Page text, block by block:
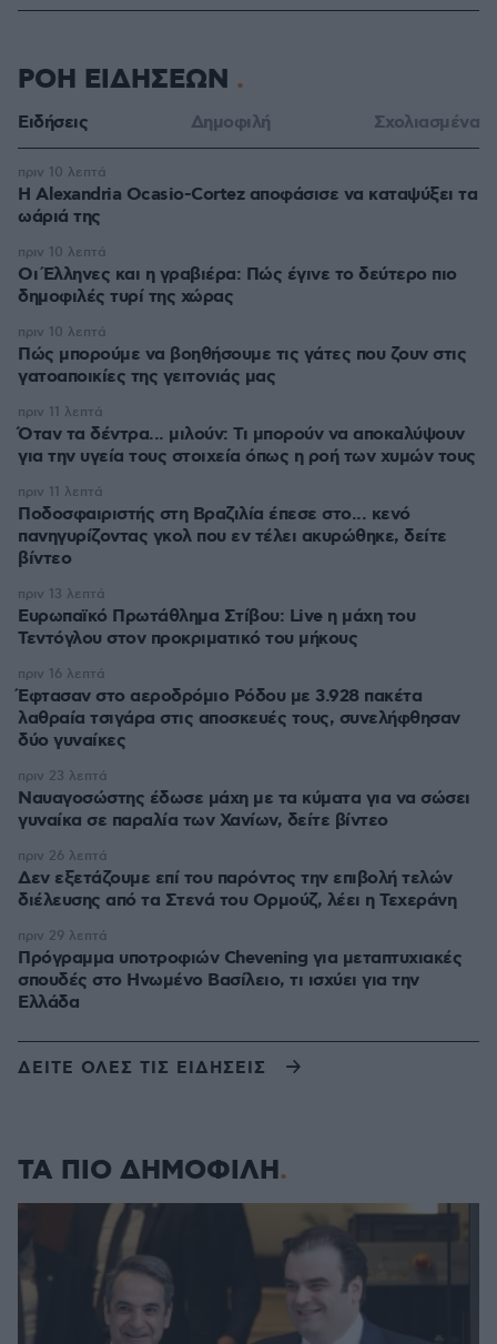
ΡΟΗ ΕΙΔΗΣΕΩΝ
Ειδήσεις Δημοφιλή Σχολιασμένα
Η Alexandria Ocasio-Cortez αποφάσισε να καταψύξει τα
ωάριά της
πριν 10 λεπτά
Οι Έλληνες και η γραβιέρα: Πώς έγινε το δεύτερο πιο
δημοφιλές τυρί της χώρας
πριν 10 λεπτά
Πώς μπορούμε να βοηθήσουμε τις γάτες που ζουν στις
γατοαποικίες της γειτονιάς μας
πριν 10 λεπτά
Όταν τα δέντρα... μιλούν: Τι μπορούν να αποκαλύψουν
για την υγεία τους στοιχεία όπως η ροή των χυμών τους
πριν 11 λεπτά
Ποδοσφαιριστής στη Βραζιλία έπεσε στο... κενό
πανηγυρίζοντας γκολ που εν τέλει ακυρώθηκε, δείτε
βίντεο
πριν 11 λεπτά
Ευρωπαϊκό Πρωτάθλημα Στίβου: Live η μάχη του
Τεντόγλου στον προκριματικό του μήκους
πριν 13 λεπτά
Έφτασαν στο αεροδρόμιο Ρόδου με 3.928 πακέτα
λαθραία τσιγάρα στις αποσκευές τους, συνελήφθησαν
δύο γυναίκες
πριν 16 λεπτά
Ναυαγοσώστης έδωσε μάχη με τα κύματα για να σώσει
γυναίκα σε παραλία των Χανίων, δείτε βίντεο
πριν 23 λεπτά
Δεν εξετάζουμε επί του παρόντος την επιβολή τελών
διέλευσης από τα Στενά του Ορμούζ, λέει η Τεχεράνη
πριν 26 λεπτά
Πρόγραμμα υποτροφιών Chevening για μεταπτυχιακές
σπουδές στο Ηνωμένο Βασίλειο, τι ισχύει για την
Ελλάδα
πριν 29 λεπτά
ΔΕΙΤΕ ΟΛΕΣ ΤΙΣ ΕΙΔΗΣΕΙΣ
ΤΑ ΠΙΟ ΔΗΜΟΦΙΛΗ